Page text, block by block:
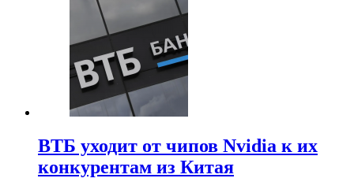
ВТБ уходит от чипов Nvidia к их
конкурентам из Китая